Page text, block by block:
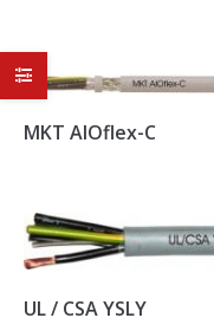
MKT AIOflex-C
UL / CSA YSLY